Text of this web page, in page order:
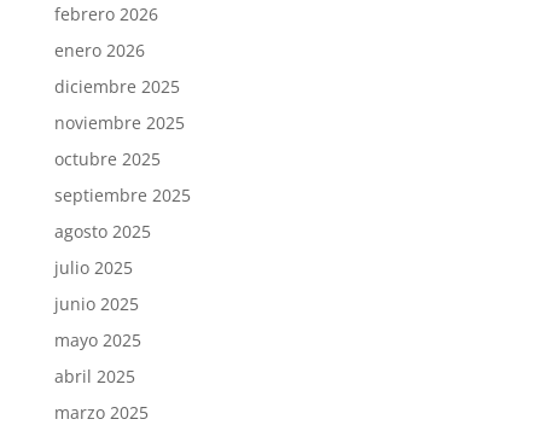
febrero 2026
enero 2026
diciembre 2025
noviembre 2025
octubre 2025
septiembre 2025
agosto 2025
julio 2025
junio 2025
mayo 2025
abril 2025
marzo 2025